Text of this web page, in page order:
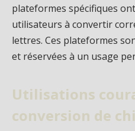
plateformes spécifiques
utilisateurs à convertir
lettres. Ces plateformes
et réservées à un usage
Utilisations
conversion de